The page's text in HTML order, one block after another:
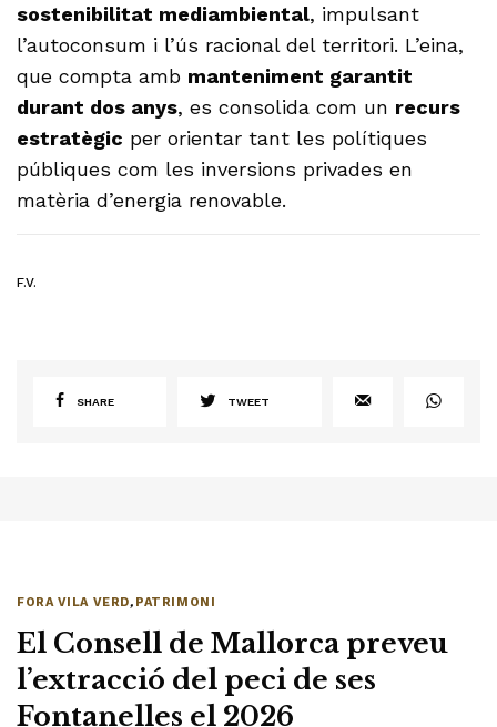
sostenibilitat mediambiental, impulsant
l’autoconsum i l’ús racional del territori. L’eina,
que compta amb manteniment garantit
durant dos anys, es consolida com un recurs
estratègic per orientar tant les polítiques
públiques com les inversions privades en
matèria d’energia renovable.
F.V.
SHARE TWEET
FORA VILA VERD, PATRIMONI
El Consell de Mallorca preveu
l’extracció del peci de ses
Fontanelles el 2026